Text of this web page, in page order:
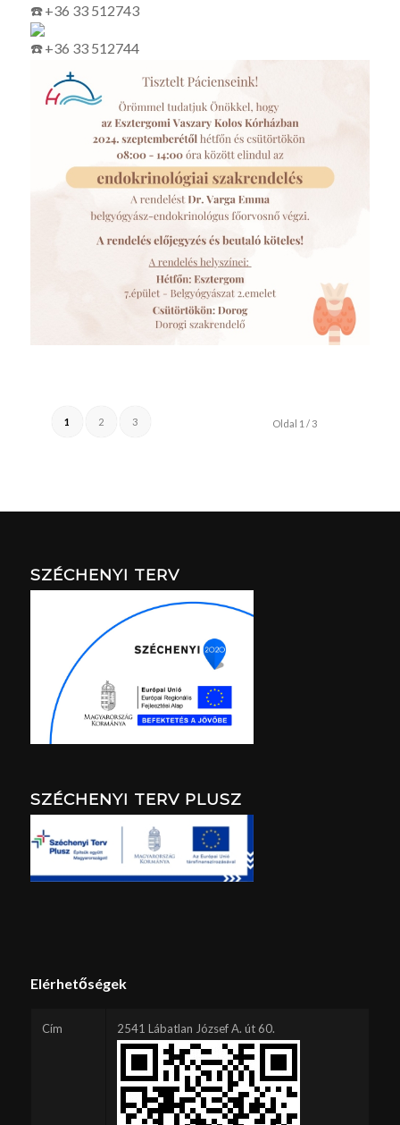
+36 33 512743
+36 33 512744
Oldal 1 / 3
1 2 3
SZÉCHENYI TERV
SZÉCHENYI TERV PLUSZ
Elérhetőségek
Cím 2541 Lábatlan József A. út 60.